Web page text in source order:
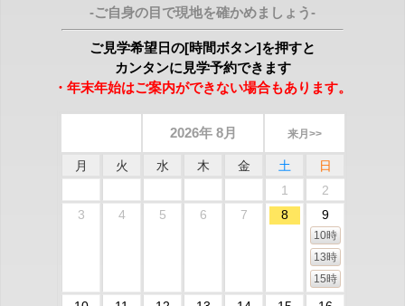
-ご自身の目で現地を確かめましょう-
ご見学希望日の[時間ボタン]を押すと
カンタンに見学予約できます
・年末年始はご案内ができない場合もあります。
2026年 8月 来月>>
月 火 水 木 金 土
日
1
2
3
4 5 6 7 8 9
10時
13時
15時